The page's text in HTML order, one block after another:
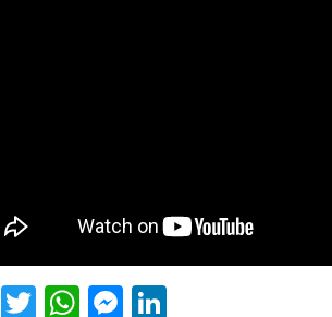
Facebook
Twitter
WhatsApp
Messenger